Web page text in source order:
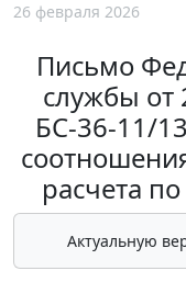
26 февраля 2026
Письмо
службы от
БС-36-11/
расчета
Актуальную